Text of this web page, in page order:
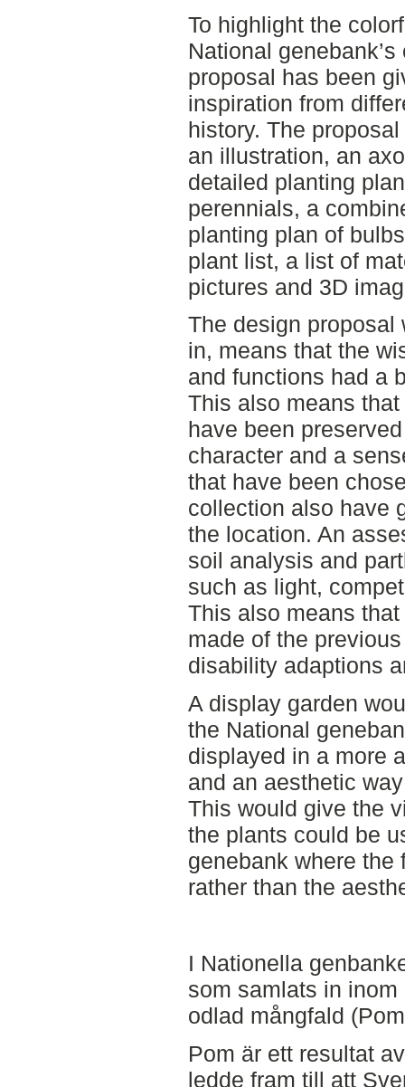
To highlight the
National
proposal has been
inspiration from
history. The
an illustration, an
detailed planting
perennials, a
planting plan of
plant list, a list of
pictures and 3D
The design proposal
in, means that the
and functions had a
This also means
have been
character and a
that have been
collection also have
the location. An
soil analysis and
such as light,
This also means
made of the
disability adaptions
A display garden
the National
displayed in a more
and an aesthetic
This would give the
the plants could be
genebank where the
rather than the
I Nationella
som samlats in
odlad mångfald
Pom är ett resultat
ledde fram till att